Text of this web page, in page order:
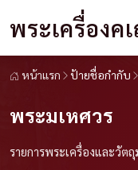
พระเครื่องค
หน้าแรก ป้ายชื่อกำกับ
พระมเหศวร
รายการพระเครื่องและวั